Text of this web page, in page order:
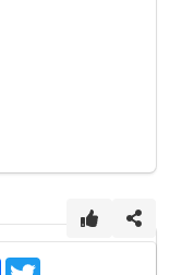
Facebook